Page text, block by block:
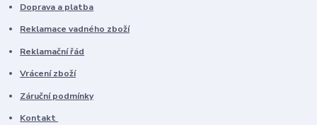
Doprava a platba
Reklamace vadného zboží
Reklamační řád
Vrácení zboží
Záruční podmínky
Kontakt